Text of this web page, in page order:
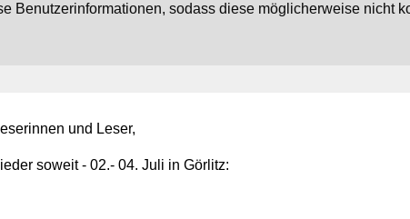
Benutzerinformationen, sodass diese möglicherweise nicht
und Leser,
soweit - 02.- 04. Juli in Görlitz: